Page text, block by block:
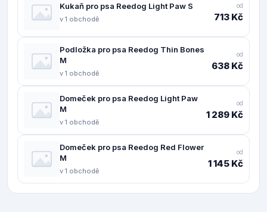
Kukaň pro psa Reedog Light Paw S
v 1 obchodě
od
713 Kč
Podložka pro psa Reedog Thin Bones
M
v 1 obchodě
od
638 Kč
Domeček pro psa Reedog Light Paw
M
v 1 obchodě
od
1 289 Kč
Domeček pro psa Reedog Red Flower
M
v 1 obchodě
od
1 145 Kč